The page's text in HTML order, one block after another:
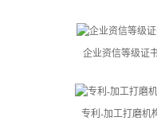
企业资信等级证
专利-加工打磨机